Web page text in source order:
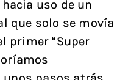
uso de un
que solo se movía
primer “Super